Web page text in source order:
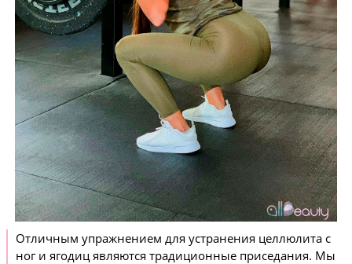
Отличным упражнением для устранения целлюлита с
ног и ягодиц являются традиционные приседания. Мы